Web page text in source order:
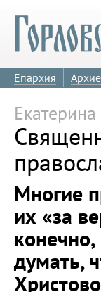
Епархия
Многие
их «за
думать,